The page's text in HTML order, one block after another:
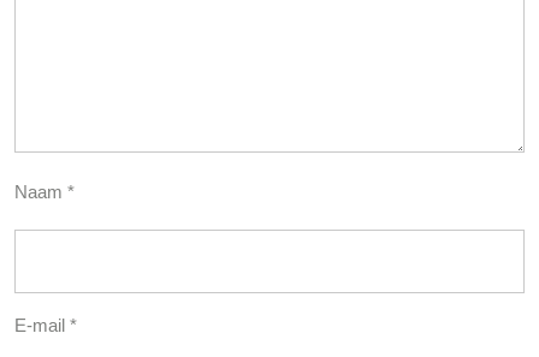
Naam *
E-mail *